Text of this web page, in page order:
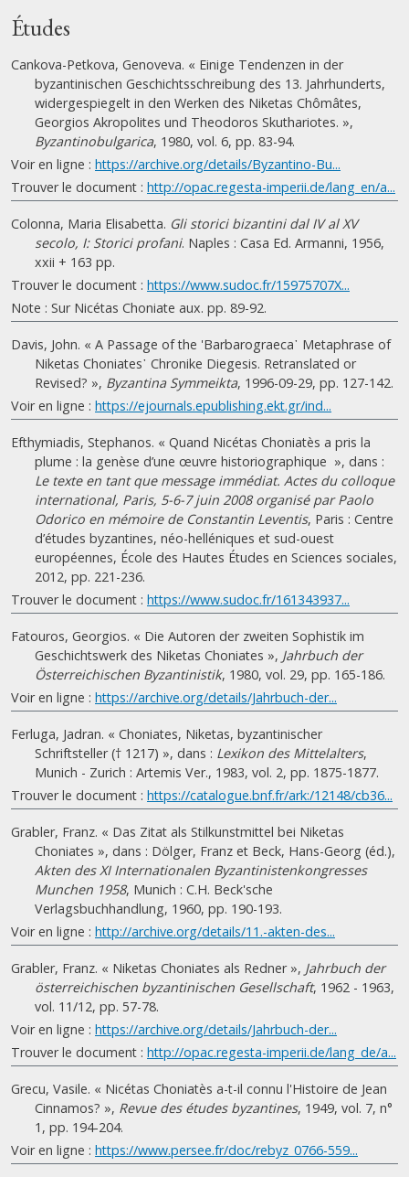
Études
Cankova-Petkova, Genoveva. « Einige Tendenzen in der
byzantinischen Geschichtsschreibung des 13. Jahrhunderts,
widergespiegelt in den Werken des Niketas Chômâtes,
Georgios Akropolites und Theodoros Skuthariotes. »,
Byzantinobulgarica, 1980, vol. 6, pp. 83-94.
Voir en ligne : https://archive.org/details/Byzantino-Bu...
Trouver le document : http://opac.regesta-imperii.de/lang_en/a...
Colonna, Maria Elisabetta. Gli storici bizantini dal IV al XV
secolo, I: Storici profani. Naples : Casa Ed. Armanni, 1956,
xxii + 163 pp.
Trouver le document : https://www.sudoc.fr/15975707X...
Note : Sur Nicétas Choniate aux. pp. 89-92.
Davis, John. « A Passage of the 'Barbarograeca᾽ Metaphrase of
Niketas Choniates᾽ Chronike Diegesis. Retranslated or
Revised? », Byzantina Symmeikta, 1996-09-29, pp. 127-142.
Voir en ligne : https://ejournals.epublishing.ekt.gr/ind...
Efthymiadis, Stephanos. « Quand Nicétas Choniatès a pris la
plume : la genèse d’une œuvre historiographique », dans :
Le texte en tant que message immédiat. Actes du colloque
international, Paris, 5-6-7 juin 2008 organisé par Paolo
Odorico en mémoire de Constantin Leventis, Paris : Centre
d’études byzantines, néo-helléniques et sud-ouest
européennes, École des Hautes Études en Sciences sociales,
2012, pp. 221-236.
Trouver le document : https://www.sudoc.fr/161343937...
Fatouros, Georgios. « Die Autoren der zweiten Sophistik im
Geschichtswerk des Niketas Choniates », Jahrbuch der
Österreichischen Byzantinistik, 1980, vol. 29, pp. 165-186.
Voir en ligne : https://archive.org/details/Jahrbuch-der...
Ferluga, Jadran. « Choniates, Niketas, byzantinischer
Schriftsteller († 1217) », dans : Lexikon des Mittelalters,
Munich - Zurich : Artemis Ver., 1983, vol. 2, pp. 1875-1877.
Trouver le document : https://catalogue.bnf.fr/ark:/12148/cb36...
Grabler, Franz. « Das Zitat als Stilkunstmittel bei Niketas
Choniates », dans : Dölger, Franz et Beck, Hans-Georg (éd.),
Akten des XI Internationalen Byzantinistenkongresses
Munchen 1958, Munich : C.H. Beck'sche
Verlagsbuchhandlung, 1960, pp. 190-193.
Voir en ligne : http://archive.org/details/11.-akten-des...
Grabler, Franz. « Niketas Choniates als Redner », Jahrbuch der
österreichischen byzantinischen Gesellschaft, 1962 - 1963,
vol. 11/12, pp. 57-78.
Voir en ligne : https://archive.org/details/Jahrbuch-der...
Trouver le document : http://opac.regesta-imperii.de/lang_de/a...
Grecu, Vasile. « Nicétas Choniatès a-t-il connu l'Histoire de Jean
Cinnamos? », Revue des études byzantines, 1949, vol. 7, n°
1, pp. 194-204.
Voir en ligne : https://www.persee.fr/doc/rebyz_0766-559...